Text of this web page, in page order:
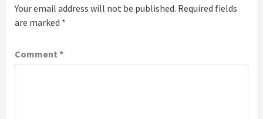
Your email address will not be published. Required fields
are marked *
Comment *